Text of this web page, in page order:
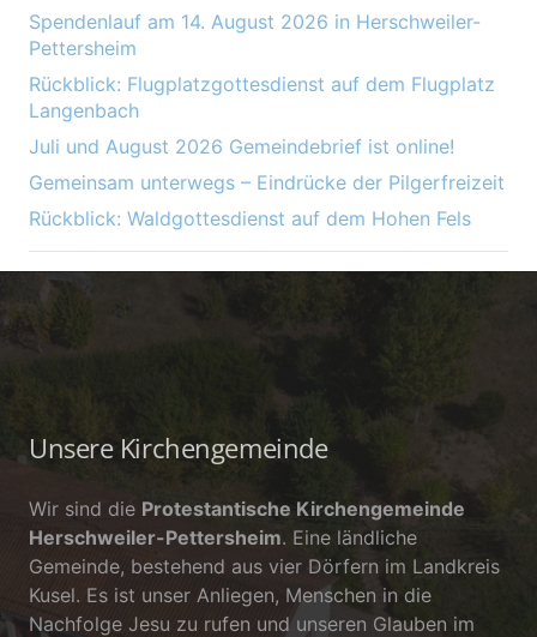
Spendenlauf am 14. August 2026 in Herschweiler-
Pettersheim
Rückblick: Flugplatzgottesdienst auf dem Flugplatz
Langenbach
Juli und August 2026 Gemeindebrief ist online!
Gemeinsam unterwegs – Eindrücke der Pilgerfreizeit
Rückblick: Waldgottesdienst auf dem Hohen Fels
Unsere Kirchengemeinde
Wir sind die Protestantische Kirchengemeinde
Herschweiler-Pettersheim. Eine ländliche
Gemeinde, bestehend aus vier Dörfern im Landkreis
Kusel. Es ist unser Anliegen, Menschen in die
Nachfolge Jesu zu rufen und unseren Glauben im